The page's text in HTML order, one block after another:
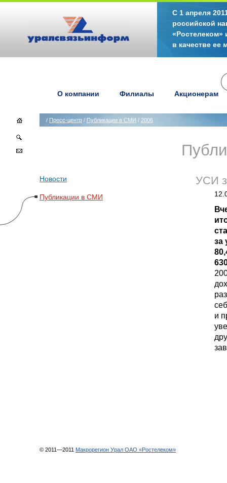
С 1 апреля
российской
«Ростелеком»
в качестве ее
О компании Филиалы Акционерам
/ Пресс-центр / Публикации в СМИ / 2006
Новости
Публикации в СМИ
УСИ
за
и
© 2011—2011 Макрорегион Урал ОАО «Ростелеком»